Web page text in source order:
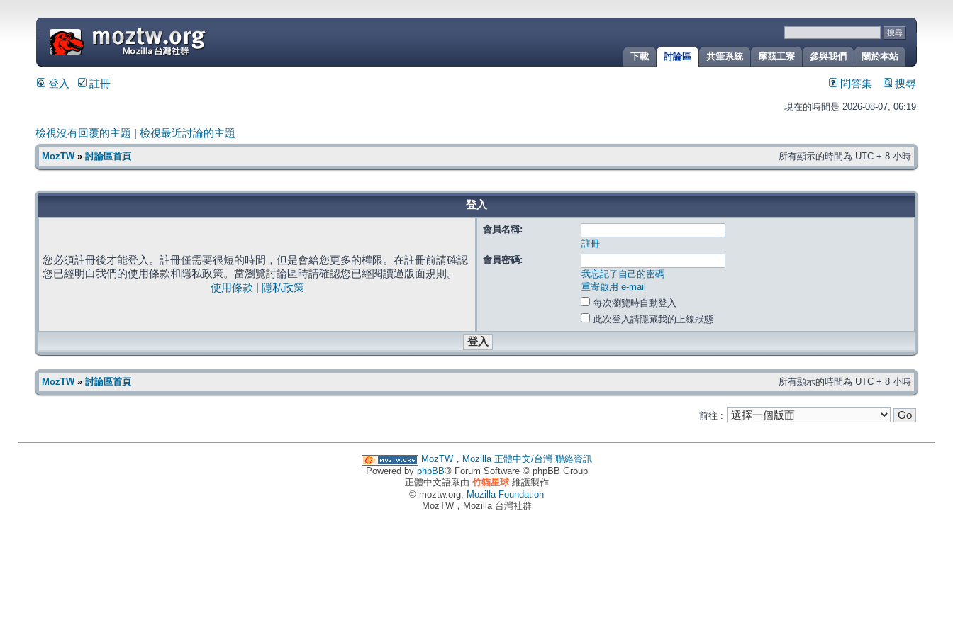
關於本站
參與我們
摩茲工寮
共筆系統
討論區
下載
=
登入 註冊 問答集 搜尋
現在的時間是 2026-08-07, 06:19
檢視沒有回覆的主題 檢視最近討論的主題
MozTW» 討論區首頁 所有顯示的時間為 UTC + 8 小時
登入
您必須註冊後才能登入。註冊僅需要很短的時間，但是會給您更多的權限。在註冊前請確認
您已經明白我們的使用條款和隱私政策。當瀏覽討論區時請確認您已經閱讀過版面規則。
使用條款
隱私政策
會員名稱:
註冊
會員密碼:
我忘記了自己的密碼
重寄啟用 e-mail
每次瀏覽時自動登入
此次登入請隱藏我的上線狀態
MozTW» 討論區首頁 所有顯示的時間為 UTC + 8 小時
前往 :
MozTW，Mozilla 正體中文/台灣 聯絡資訊
Powered by phpBB® Forum Software © phpBB Group
正體中文語系由 竹貓星球維護製作
© moztw.org, Mozilla Foundation
MozTW，Mozilla 台灣社群